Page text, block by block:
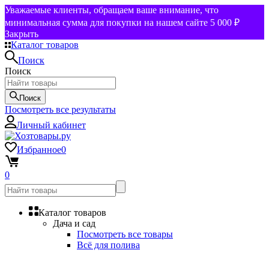
Уважаемые клиенты, обращаем ваше внимание, что
минимальная сумма для покупки на нашем сайте 5 000 ₽
Закрыть
Каталог товаров
Поиск
Поиск
Поиск
Посмотреть все результаты
Личный кабинет
Избранное0
0
Каталог товаров
Дача и сад
Посмотреть все товары
Всё для полива